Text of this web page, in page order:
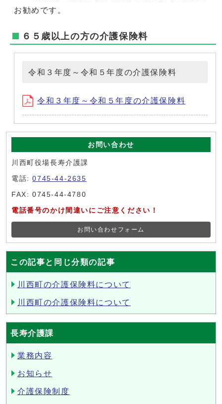
お勧めです。
６５歳以上の方の介護保険料
令和３年度～令和５年度の介護保険料
令和３年度～令和５年度の介護保険料
お問い合わせ
川西町役場長寿介護課
電話:0745-44-2635
FAX: 0745-44-4780
電話番号のかけ間違いにご注意ください！
お問い合わせフォーム
この記事と同じ分類の記事
川西町の介護保険料について
川西町の介護保険料について
長寿介護課
業務内容
お知らせ
介護保険制度